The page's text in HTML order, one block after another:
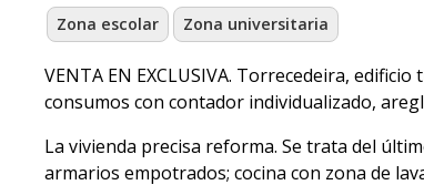
Zona escolar Zona universitaria
VENTA EN EXCLUSIVA. Torrecedeira,
consumos con contador individualizado,
La vivienda precisa reforma. Se trata del
armarios empotrados; cocina con zona de